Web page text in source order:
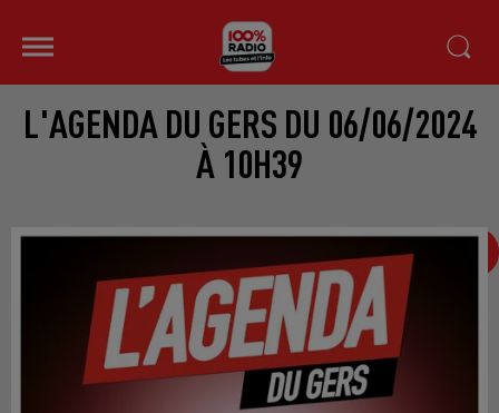
L'AGENDA DU GERS DU 06/06/2024
À 10H39